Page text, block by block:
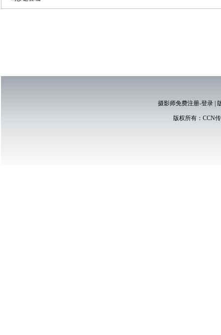
摄影师免费注册-登录|
版权所有： CCN